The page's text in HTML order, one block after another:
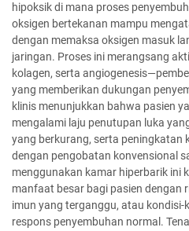
hipoksik di mana proses
oksigen bertekanan mampu
dengan memaksa oksigen masuk
jaringan. Proses ini merangsang
kolagen, serta
yang memberikan dukungan
klinis menunjukkan bahwa pasien
mengalami laju penutupan luka
yang berkurang, serta peningkatan
dengan pengobatan konvensional
menggunakan kamar hiperbarik ini
manfaat besar bagi pasien dengan
imun yang terganggu, atau
respons penyembuhan normal.